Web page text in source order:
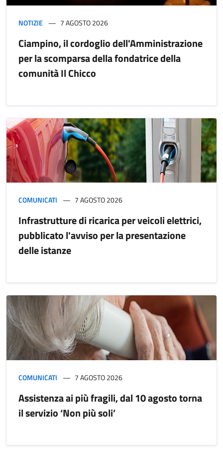
NOTIZIE 7 AGOSTO 2026
Ciampino, il cordoglio dell'Amministrazione
per la scomparsa della fondatrice della
comunità Il Chicco
COMUNICATI 7 AGOSTO 2026
Infrastrutture di ricarica per veicoli elettrici,
pubblicato l'avviso per la presentazione
delle istanze
COMUNICATI 7 AGOSTO 2026
Assistenza ai più fragili, dal 10 agosto torna
il servizio ‘Non più soli’